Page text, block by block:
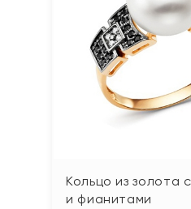
Кольцо из золота
и фианитами